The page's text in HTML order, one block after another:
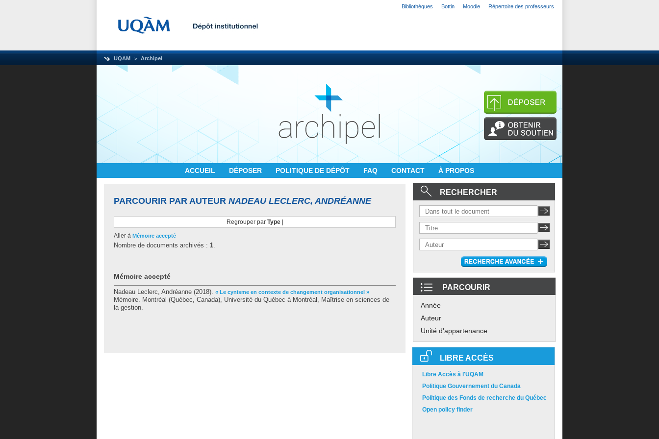
Bibliothèques Bottin Moodle Répertoire des professeurs
UQAM Archipel
ACCUEIL DÉPOSER POLITIQUE DE DÉPÔT FAQ CONTACT À PROPOS
PARCOURIR PAR AUTEUR NADEAU LECLERC, ANDRÉANNE
Regrouper par Type|
Aller à Mémoire accepté
Nombre de documents archivés : 1.
Mémoire accepté
Nadeau Leclerc, Andréanne (2018). « Le cynisme en contexte de changement organisationnel »
Mémoire. Montréal (Québec, Canada), Université du Québec à Montréal, Maîtrise en sciences de
la gestion.
RECHERCHER
PARCOURIR
Année
Auteur
Unité d'appartenance
LIBRE ACCÈS
Libre Accès à l'UQAM
Politique Gouvernement du Canada
Politique des Fonds de recherche du Québec
Open policy finder